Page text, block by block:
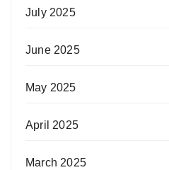
July 2025
June 2025
May 2025
April 2025
March 2025